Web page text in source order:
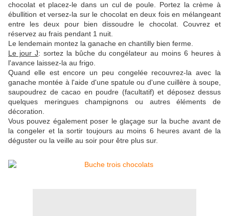
chocolat et placez-le dans un cul de poule. Portez la crème à
ébullition et versez-la sur le chocolat en deux fois en mélangeant
entre les deux pour bien dissoudre le chocolat. Couvrez et
réservez au frais pendant 1 nuit.
Le lendemain montez la ganache en chantilly bien ferme.
Le jour J: sortez la bûche du congélateur au moins 6 heures à
l'avance laissez-la au frigo.
Quand elle est encore un peu congelée recouvrez-la avec la
ganache montée à l'aide d'une spatule ou d'une cuillère à soupe,
saupoudrez de cacao en poudre (facultatif) et déposez dessus
quelques meringues champignons ou autres éléments de
décoration.
Vous pouvez également poser le glaçage sur la buche avant de
la congeler et la sortir toujours au moins 6 heures avant de la
déguster ou la veille au soir pour être plus sur.